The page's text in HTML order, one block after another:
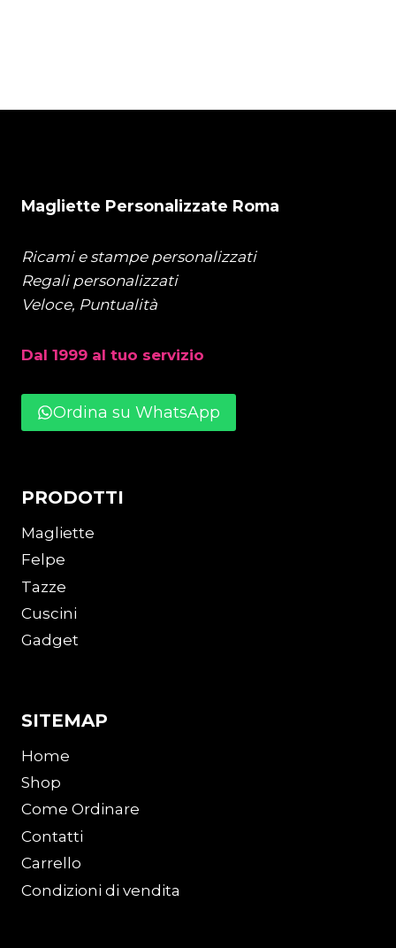
Magliette Personalizzate Roma
Ricami e stampe personalizzati
Regali personalizzati
Veloce, Puntualità
Dal 1999 al tuo servizio
Ordina su WhatsApp
PRODOTTI
Magliette
Felpe
Tazze
Cuscini
Gadget
SITEMAP
Home
Shop
Come Ordinare
Contatti
Carrello
Condizioni di vendita